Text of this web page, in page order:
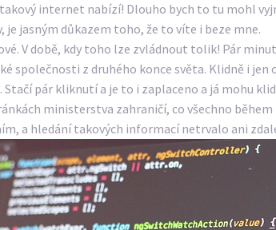
internet nabízí! Dlouho bych to tu mohl
jasným důkazem toho, že to víte i beze mne.
V době, kdy toho lze zvládnout tolik! Pár
společnosti z druhého konce světa. Klidně i jen
Stačí pár kliknutí a je to i zaplaceno a já mohu
ministerstva zahraničí, co všechno během
a hledání takových informací netrvalo ani